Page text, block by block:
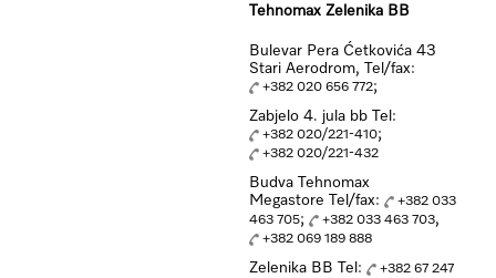
Tehnomax Zelenika BB
Bulevar Pera Ćetkovića 43
Stari Aerodrom, Tel/fax:
+382 020 656 772;
Zabjelo 4. jula bb Tel:
+382 020/221-410;
+382 020/221-432
Budva Tehnomax
Megastore Tel/fax:
+382 033
463 705; +382 033 463 703,
+382 069 189 888
Zelenika BB Tel:
+382 67 247